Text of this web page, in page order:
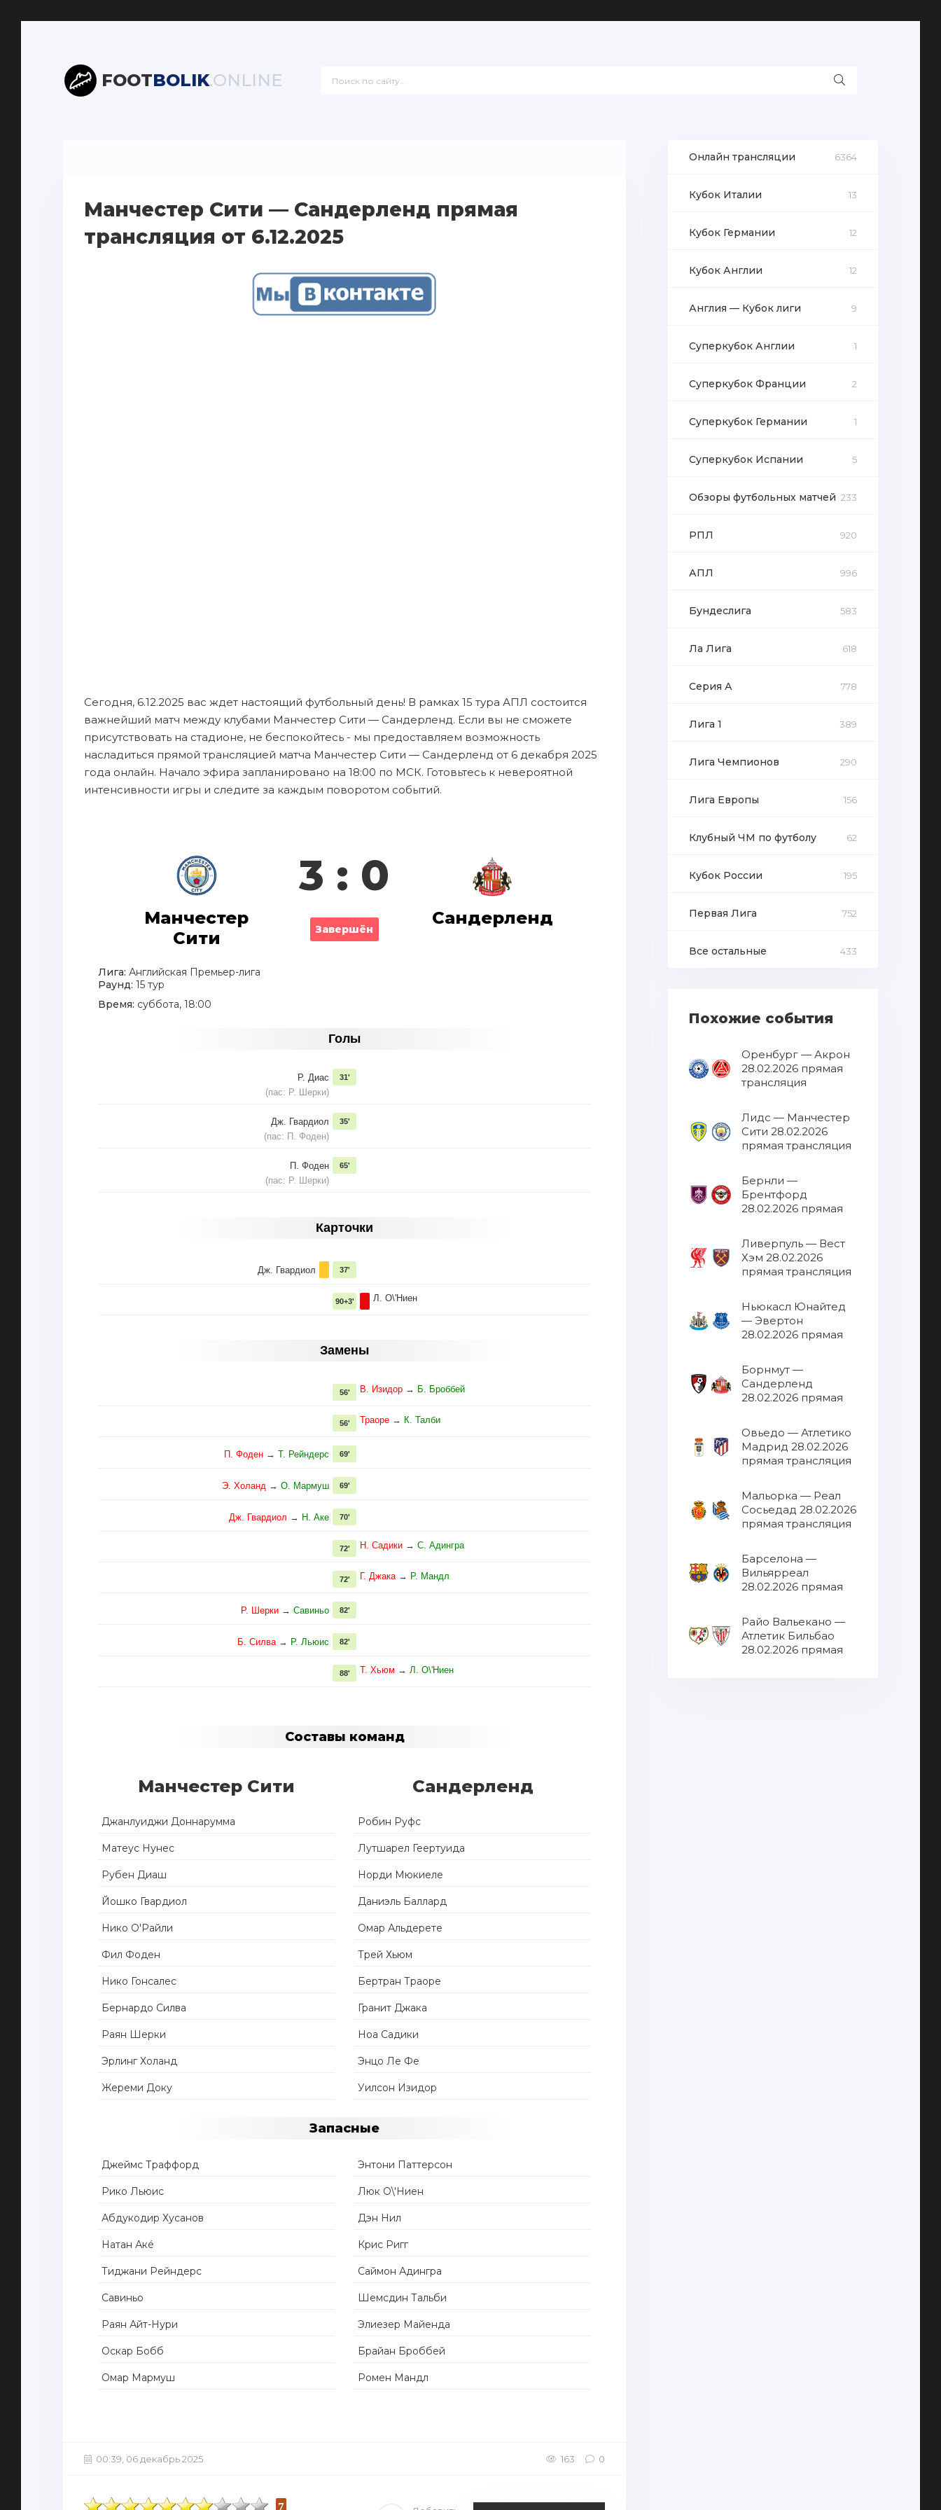
FOOTBOLIK.ONLINE
Манчестер Сити — Сандерленд прямая
трансляция от 6.12.2025
Сегодня, 6.12.2025 вас ждет настоящий футбольный день! В рамках 15 тура АПЛ состоится
важнейший матч между клубами Манчестер Сити — Сандерленд. Если вы не сможете
присутствовать на стадионе, не беспокойтесь - мы предоставляем возможность
насладиться прямой трансляцией матча Манчестер Сити — Сандерленд от 6 декабря 2025
года онлайн. Начало эфира запланировано на 18:00 по МСК. Готовьтесь к невероятной
интенсивности игры и следите за каждым поворотом событий.
Манчестер
Сити
3 : 0
Завершён
Сандерленд
Лига: Английская Премьер-лига
Раунд: 15 тур
Время: суббота, 18:00
Голы
Р. Диас
(пас: Р. Шерки)
31'
Дж. Гвардиол
(пас: П. Фоден)
35'
П. Фоден
(пас: Р. Шерки)
65'
Карточки
Дж. Гвардиол 37'
Л. О\'Ниен
90+3'
Замены
В. Изидор → Б. Броббей
56'
Траоре → К. Талби
56'
П. Фоден → Т. Рейндерс 69'
Э. Холанд → О. Мармуш 69'
Дж. Гвардиол → Н. Аке 70'
Н. Садики → С. Адингра
72'
Г. Джака → Р. Мандл
72'
Р. Шерки → Савиньо 82'
Б. Силва → Р. Льюис 82'
Т. Хьюм → Л. О\'Ниен
88'
Составы команд
Манчестер Сити
Джанлуиджи Доннарумма
Матеус Нунес
Рубен Диаш
Йошко Гвардиол
Нико О'Райли
Фил Фоден
Нико Гонсалес
Бернардо Силва
Раян Шерки
Эрлинг Холанд
Жереми Доку
Сандерленд
Робин Руфс
Лутшарел Геертуида
Норди Мюкиеле
Даниэль Баллард
Омар Альдерете
Трей Хьюм
Бертран Траоре
Гранит Джака
Ноа Садики
Энцо Ле Фе
Уилсон Изидор
Запасные
Джеймс Траффорд
Рико Льюис
Абдукодир Хусанов
Натан Акé
Тиджани Рейндерс
Савиньо
Раян Айт-Нури
Оскар Бобб
Омар Мармуш
Энтони Паттерсон
Люк О\'Ниен
Дэн Нил
Крис Ригг
Саймон Адингра
Шемсдин Тальби
Элиезер Майенда
Брайан Броббей
Ромен Мандл
00:39, 06 декабрь 2025 163 0
7
Онлайн трансляции 6364
Кубок Италии 13
Кубок Германии 12
Кубок Англии 12
Англия — Кубок лиги 9
Суперкубок Англии 1
Суперкубок Франции 2
Суперкубок Германии 1
Суперкубок Испании 5
Обзоры футбольных матчей 233
РПЛ 920
АПЛ 996
Бундеслига 583
Ла Лига 618
Серия А 778
Лига 1 389
Лига Чемпионов 290
Лига Европы 156
Клубный ЧМ по футболу 62
Кубок России 195
Первая Лига 752
Все остальные 433
Похожие события
Оренбург — Акрон
28.02.2026 прямая
трансляция
Лидс — Манчестер
Сити 28.02.2026
прямая трансляция
Бернли —
Брентфорд
28.02.2026 прямая
Ливерпуль — Вест
Хэм 28.02.2026
прямая трансляция
Ньюкасл Юнайтед
— Эвертон
28.02.2026 прямая
Борнмут —
Сандерленд
28.02.2026 прямая
Овьедо — Атлетико
Мадрид 28.02.2026
прямая трансляция
Мальорка — Реал
Сосьедад 28.02.2026
прямая трансляция
Барселона —
Вильярреал
28.02.2026 прямая
Райо Вальекано —
Атлетик Бильбао
28.02.2026 прямая